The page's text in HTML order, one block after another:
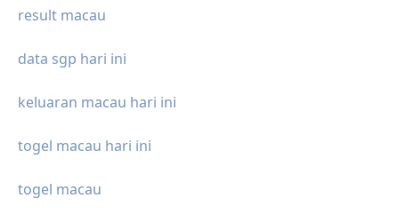
result macau
data sgp hari ini
keluaran macau hari ini
togel macau hari ini
togel macau